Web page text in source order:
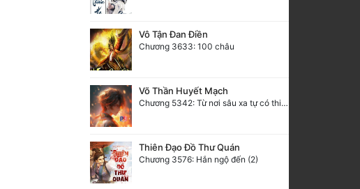
Vô Tận Đan Điền
Chương 3633: 100 châu
Võ Thần Huyết Mạch
Chương 5342: Từ nơi sâu xa tự có thiên ý, mới Thiên Đạo
Thiên Đạo Đồ Thư Quán
Chương 3576: Hắn ngộ đến (2)